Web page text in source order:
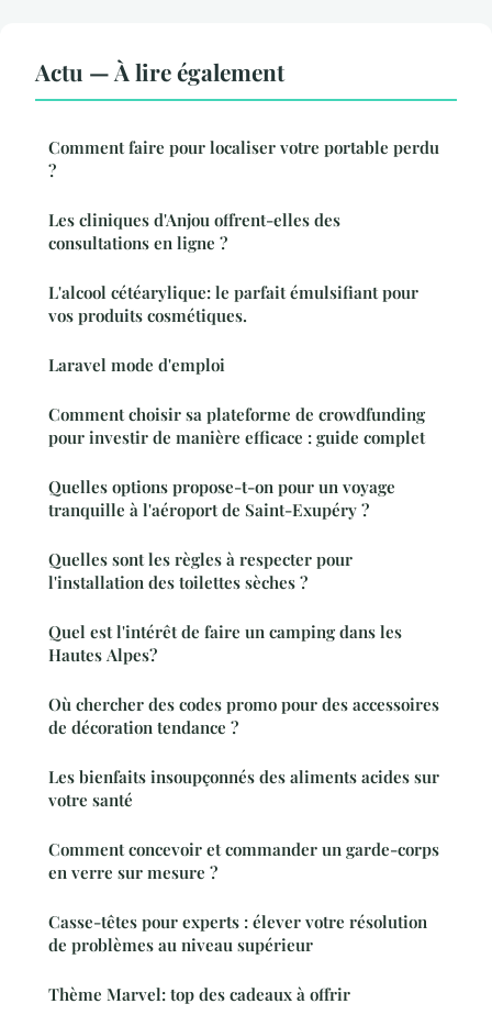
Actu — À lire également
Comment faire pour localiser votre portable perdu
?
Les cliniques d'Anjou offrent-elles des
consultations en ligne ?
L'alcool cétéarylique: le parfait émulsifiant pour
vos produits cosmétiques.
Laravel mode d'emploi
Comment choisir sa plateforme de crowdfunding
pour investir de manière efficace : guide complet
Quelles options propose-t-on pour un voyage
tranquille à l'aéroport de Saint-Exupéry ?
Quelles sont les règles à respecter pour
l'installation des toilettes sèches ?
Quel est l'intérêt de faire un camping dans les
Hautes Alpes?
Où chercher des codes promo pour des accessoires
de décoration tendance ?
Les bienfaits insoupçonnés des aliments acides sur
votre santé
Comment concevoir et commander un garde-corps
en verre sur mesure ?
Casse-têtes pour experts : élever votre résolution
de problèmes au niveau supérieur
Thème Marvel: top des cadeaux à offrir